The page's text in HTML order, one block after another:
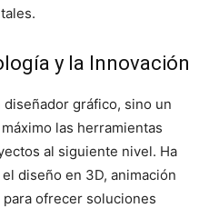
y la Innovación
gráfico, sino un
las herramientas
al siguiente nivel. Ha
diseño en 3D, animación
ofrecer soluciones